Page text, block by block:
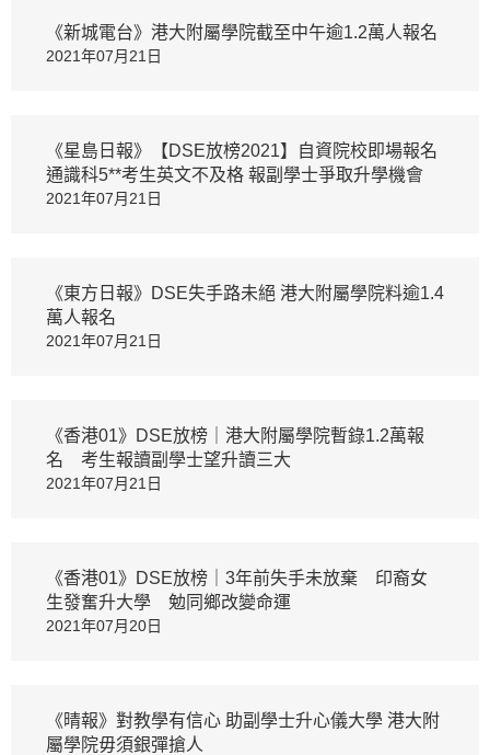
《新城電台》港大附屬學院截至中午逾1.2萬人報名
2021年07月21日
《星島日報》【DSE放榜2021】自資院校即場報名
通識科5**考生英文不及格 報副學士爭取升學機會
2021年07月21日
《東方日報》DSE失手路未絕 港大附屬學院料逾1.4
萬人報名
2021年07月21日
《香港01》DSE放榜｜港大附屬學院暫錄1.2萬報
名 考生報讀副學士望升讀三大
2021年07月21日
《香港01》DSE放榜｜3年前失手未放棄 印裔女
生發奮升大學 勉同鄉改變命運
2021年07月20日
《晴報》對教學有信心 助副學士升心儀大學 港大附
屬學院毋須銀彈搶人